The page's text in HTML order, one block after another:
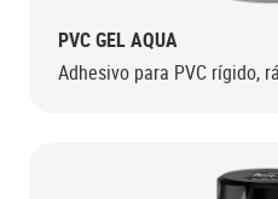
PVC GEL AQUA
Adhesivo para PVC rígido,